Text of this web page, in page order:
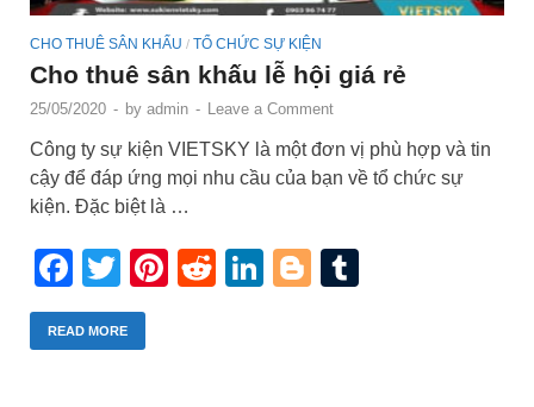
CHO THUÊ SÂN KHẤU / TỔ CHỨC SỰ KIỆN
Cho thuê sân khấu lễ hội giá rẻ
25/05/2020 - by admin - Leave a Comment
Công ty sự kiện VIETSKY là một đơn vị phù hợp và tin
cậy để đáp ứng mọi nhu cầu của bạn về tổ chức sự
kiện. Đặc biệt là …
Facebook
Twitter
Pinterest
RedditLinkedIn
Blogger
READ MORE